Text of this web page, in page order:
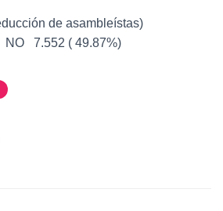
reducción de asambleístas)
7.552 ( 49.87%)